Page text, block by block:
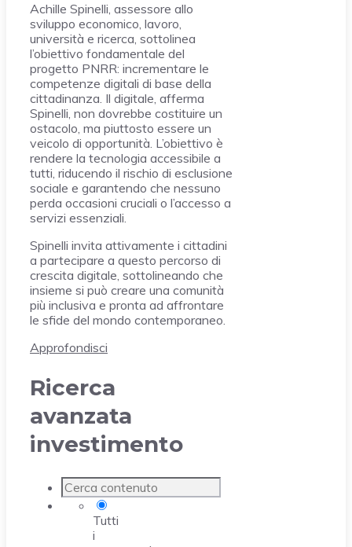
Achille Spinelli, assessore allo
sviluppo economico, lavoro,
università e ricerca, sottolinea
l’obiettivo fondamentale del
progetto PNRR: incrementare le
competenze digitali di base della
cittadinanza. Il digitale, afferma
Spinelli, non dovrebbe costituire un
ostacolo, ma piuttosto essere un
veicolo di opportunità. L’obiettivo è
rendere la tecnologia accessibile a
tutti, riducendo il rischio di esclusione
sociale e garantendo che nessuno
perda occasioni cruciali o l’accesso a
servizi essenziali.
Spinelli invita attivamente i cittadini
a partecipare a questo percorso di
crescita digitale, sottolineando che
insieme si può creare una comunità
più inclusiva e pronta ad affrontare
le sfide del mondo contemporaneo.
Approfondisci
Ricerca
avanzata
investimento
Tutti
i